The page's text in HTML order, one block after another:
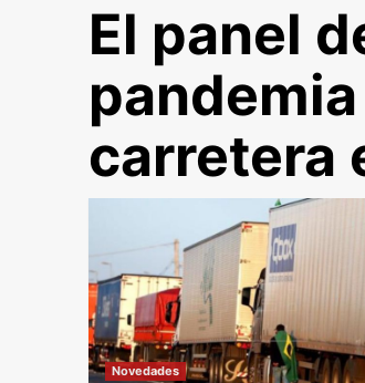
El panel
carretera
Novedades